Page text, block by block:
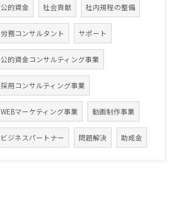
公的資金 社会貢献 社内規程の整備
労務コンサルタント サポート
公的資金コンサルティング事業
採用コンサルティング事業
WEBマーケティング事業 動画制作事業
ビジネスパートナー 問題解決 助成金